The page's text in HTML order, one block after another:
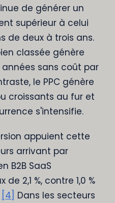
de générer un
supérieur à celui
de deux à trois ans.
classée génère
sans coût par
le PPC génère
croissants au fur et
s'intensifie.
appuient cette
arrivant par
B2B SaaS
2,1 %, contre 1,0 %
[4] Dans les secteurs